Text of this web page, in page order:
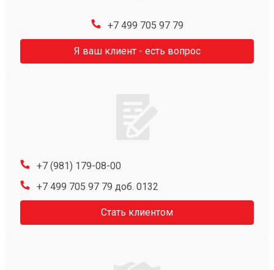
+7 499 705 97 79
Я ваш клиент - есть вопрос
+7 (981) 179-08-00
+7 499 705 97 79 доб. 0132
Стать клиентом